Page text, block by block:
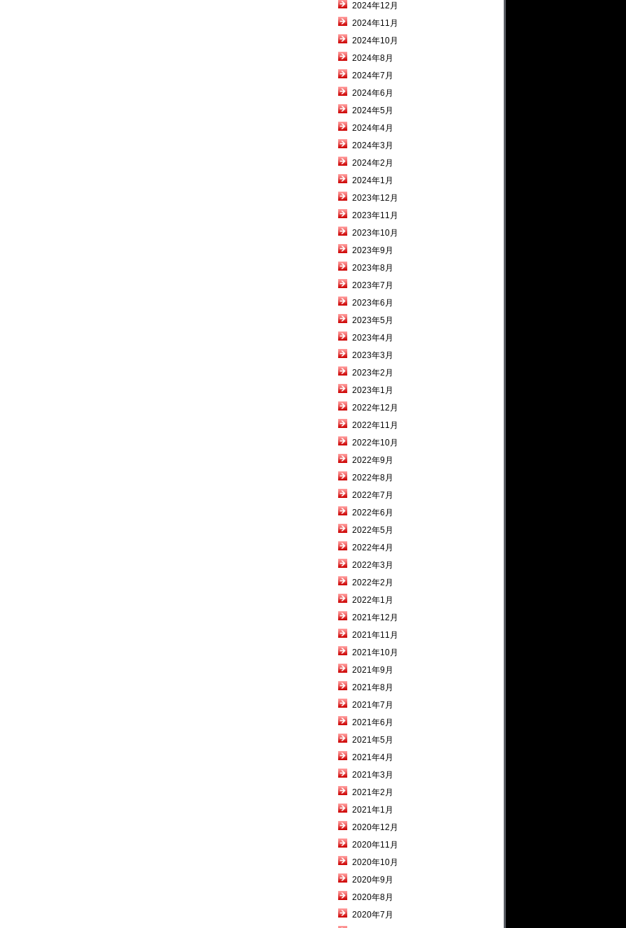
2024年12月
2024年11月
2024年10月
2024年8月
2024年7月
2024年6月
2024年5月
2024年4月
2024年3月
2024年2月
2024年1月
2023年12月
2023年11月
2023年10月
2023年9月
2023年8月
2023年7月
2023年6月
2023年5月
2023年4月
2023年3月
2023年2月
2023年1月
2022年12月
2022年11月
2022年10月
2022年9月
2022年8月
2022年7月
2022年6月
2022年5月
2022年4月
2022年3月
2022年2月
2022年1月
2021年12月
2021年11月
2021年10月
2021年9月
2021年8月
2021年7月
2021年6月
2021年5月
2021年4月
2021年3月
2021年2月
2021年1月
2020年12月
2020年11月
2020年10月
2020年9月
2020年8月
2020年7月